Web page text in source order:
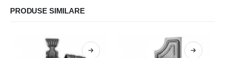
PRODUSE SIMILARE